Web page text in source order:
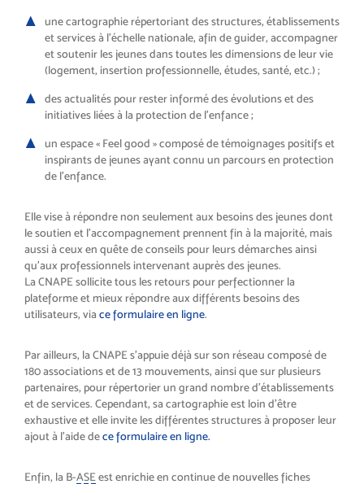
une cartographie répertoriant des structures, établissements
et services à l’échelle nationale, afin de guider, accompagner
et soutenir les jeunes dans toutes les dimensions de leur vie
(logement, insertion professionnelle, études, santé, etc.) ;
des actualités pour rester informé des évolutions et des
initiatives liées à la protection de l’enfance ;
un espace « Feel good » composé de témoignages positifs et
inspirants de jeunes ayant connu un parcours en protection
de l’enfance.
Elle vise à répondre non seulement aux besoins des jeunes dont
le soutien et l’accompagnement prennent fin à la majorité, mais
aussi à ceux en quête de conseils pour leurs démarches ainsi
qu’aux professionnels intervenant auprès des jeunes.
La CNAPE sollicite tous les retours pour perfectionner la
plateforme et mieux répondre aux différents besoins des
utilisateurs, via ce formulaire en ligne.
Par ailleurs, la CNAPE s’appuie déjà sur son réseau composé de
180 associations et de 13 mouvements, ainsi que sur plusieurs
partenaires, pour répertorier un grand nombre d’établissements
et de services. Cependant, sa cartographie est loin d’être
exhaustive et elle invite les différentes structures à proposer leur
ajout à l’aide dece formulaire en ligne.
Enfin, la B-ASE est enrichie en continue de nouvelles fiches